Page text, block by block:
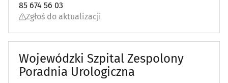
Protetyczne usługi (53)
Rehabilitacja, fizjoterapia(77)
85 674 56 03
Zgłoś do aktualizacji
Wojewódzki Szpital Zespolony
Poradnia Urologiczna